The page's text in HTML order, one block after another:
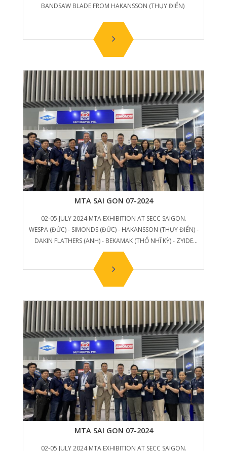
BANDSAW BLADE FROM HAKANSSON (THỤY ĐIỂN)
MTA SAI GON 07-2024
02-05 JULY 2024 MTA EXHIBITION AT SECC SAIGON.
WESPA (ĐỨC) - SIMONDS (ĐỨC) - HAKANSSON (THỤY ĐIỂN) -
DAKIN FLATHERS (ANH) - BEKAMAK (THỔ NHĨ KỲ) - ZYIDE
(TQ).
MTA SAI GON 07-2024
02-05 JULY 2024 MTA EXHIBITION AT SECC SAIGON.